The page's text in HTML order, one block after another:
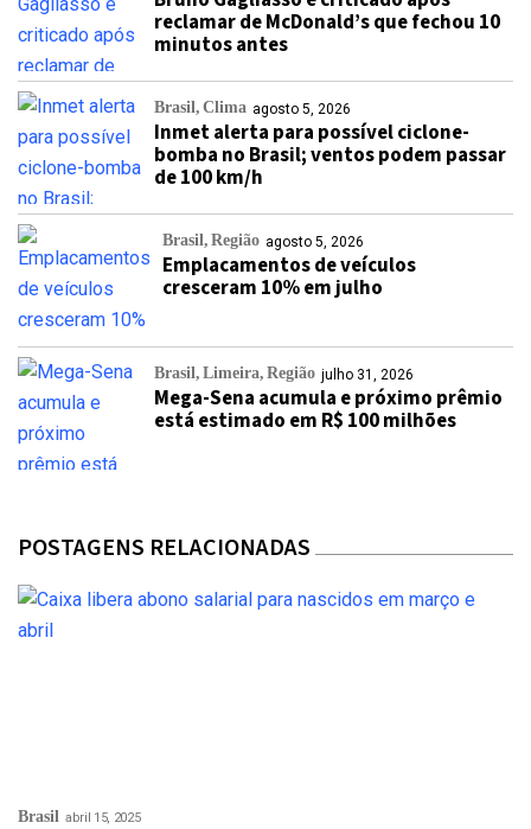
reclamar de McDonald’s que fechou 10
minutos antes
Brasil Clima agosto 5, 2026
Inmet alerta para possível ciclone-
bomba no Brasil; ventos podem passar
de 100 km/h
Brasil Região agosto 5, 2026
Emplacamentos de veículos
cresceram 10% em julho
Brasil Limeira Região julho 31, 2026
Mega-Sena acumula e próximo prêmio
está estimado em R$ 100 milhões
POSTAGENS RELACIONADAS
Brasil abril 15, 2025